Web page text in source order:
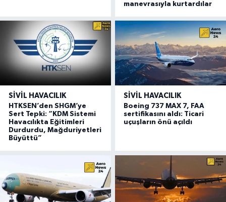
manevrasıyla kurtardılar
SIVIL HAVACILIK
HTKSEN’den SHGM’ye
Sert Tepki: “KDM Sistemi
Havacılıkta Eğitimleri
Durdurdu, Mağduriyetleri
Büyüttü”
SIVIL HAVACILIK
Boeing 737 MAX 7, FAA
sertifikasını aldı: Ticari
uçuşların önü açıldı